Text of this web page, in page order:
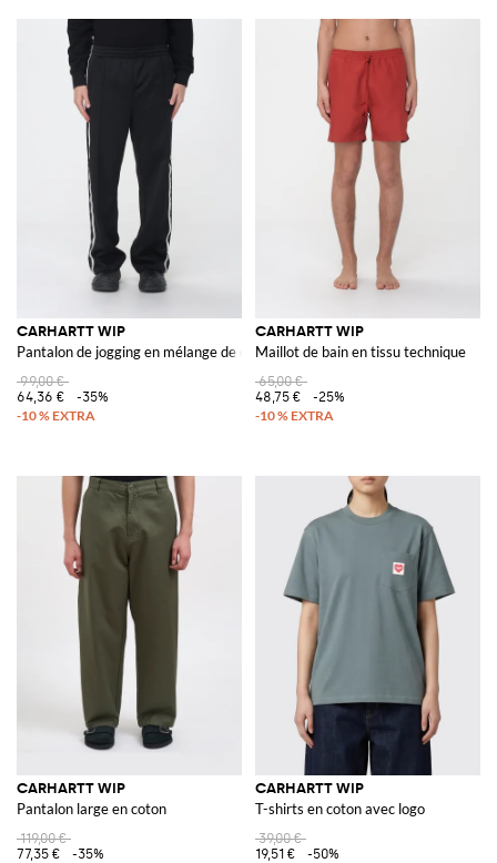
CARHARTT WIP
Pantalon de jogging en mélange de coton
99,00 €
64,36 €
-35%
CARHARTT WIP
Maillot de bain en tissu technique
65,00 €
48,75 €
-25%
CARHARTT WIP
Pantalon large en coton
119,00 €
77,35 €
-35%
CARHARTT WIP
T-shirts en coton avec logo
39,00 €
19,51 €
-50%